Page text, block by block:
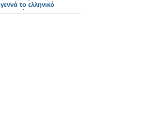
γεννά το ελληνικό
καλοκαίρι